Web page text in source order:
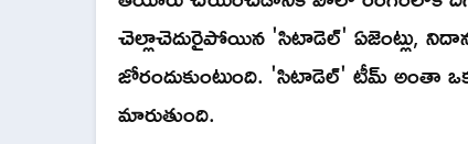
చెల్లాచెదురైపోయిన 'సిటాడెల్' ఏజెంట్లు,
జోరందుకుంటుంది. 'సిటాడెల్' టీమ్ అంతా ఒక
మారుతుంది.